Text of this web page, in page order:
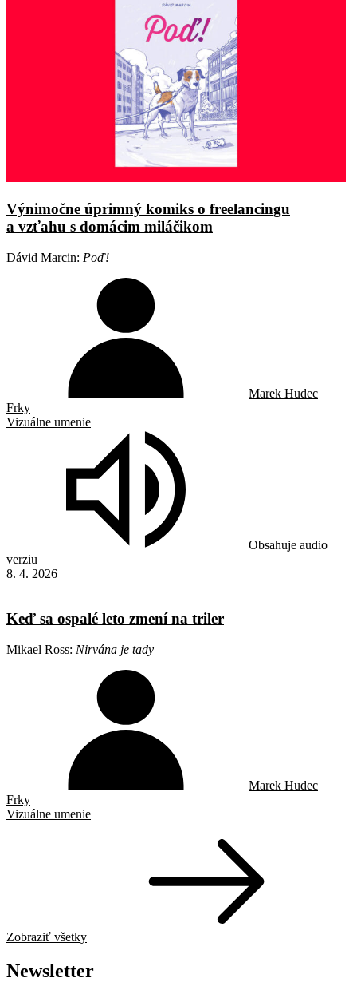
Výnimočne úprimný komiks o freelancingu
a vzťahu s domácim miláčikom
Dávid Marcin: Poď!
Marek Hudec
Frky
Vizuálne umenie
Obsahuje audio
verziu
8. 4. 2026
Keď sa ospalé leto zmení na triler
Mikael Ross: Nirvána je tady
Marek Hudec
Frky
Vizuálne umenie
Zobraziť všetky
Newsletter